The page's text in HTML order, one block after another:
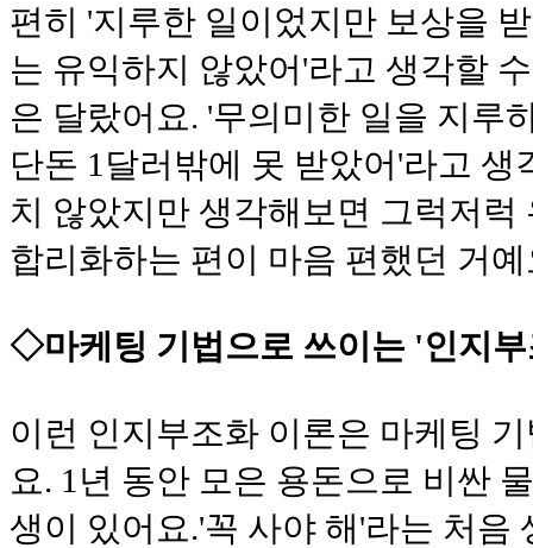
편히 '지루한 일이었지만 보상을
는 유익하지 않았어'라고 생각할
은 달랐어요. '무의미한 일을 지루
단돈 1달러밖에 못 받았어'라고 생
치 않았지만 생각해보면 그럭저럭
합리화하는 편이 마음 편했던 거예
◇마케팅 기법으로 쓰이는 '인지
이런 인지부조화 이론은 마케팅
요. 1년 동안 모은 용돈으로 비싼
생이 있어요.'꼭 사야 해'라는 처음